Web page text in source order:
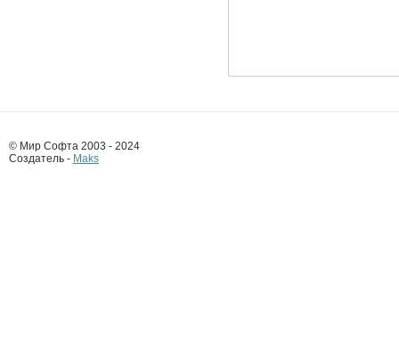
© Мир Софта 2003 - 2024
Создатель - Maks